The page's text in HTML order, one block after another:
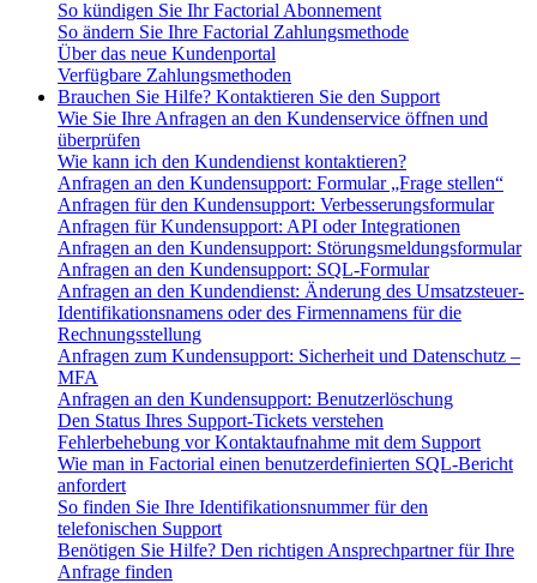
So kündigen Sie Ihr Factorial Abonnement
So ändern Sie Ihre Factorial Zahlungsmethode
Über das neue Kundenportal
Verfügbare Zahlungsmethoden
Brauchen Sie Hilfe? Kontaktieren Sie den Support
Wie Sie Ihre Anfragen an den Kundenservice öffnen und
überprüfen
Wie kann ich den Kundendienst kontaktieren?
Anfragen an den Kundensupport: Formular „Frage stellen“
Anfragen für den Kundensupport: Verbesserungsformular
Anfragen für Kundensupport: API oder Integrationen
Anfragen an den Kundensupport: Störungsmeldungsformular
Anfragen an den Kundensupport: SQL-Formular
Anfragen an den Kundendienst: Änderung des Umsatzsteuer-
Identifikationsnamens oder des Firmennamens für die
Rechnungsstellung
Anfragen zum Kundensupport: Sicherheit und Datenschutz –
MFA
Anfragen an den Kundensupport: Benutzerlöschung
Den Status Ihres Support-Tickets verstehen
Fehlerbehebung vor Kontaktaufnahme mit dem Support
Wie man in Factorial einen benutzerdefinierten SQL-Bericht
anfordert
So finden Sie Ihre Identifikationsnummer für den
telefonischen Support
Benötigen Sie Hilfe? Den richtigen Ansprechpartner für Ihre
Anfrage finden